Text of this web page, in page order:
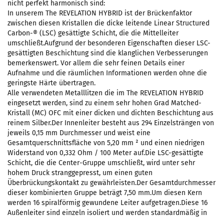
nicht perfekt harmonisch sind:
In unserem The REVELATION HYBRID ist der Brückenfaktor
zwischen diesen Kristallen die dicke leitende Linear Structured
Carbon-® (LSC) gesättigte Schicht, die die Mittelleiter
umschließt.Aufgrund der besonderen Eigenschaften dieser LSC-
gesättigten Beschichtung sind die klanglichen Verbesserungen
bemerkenswert. Vor allem die sehr feinen Details einer
Aufnahme und die räumlichen Informationen werden ohne die
geringste Härte übertragen.
Alle verwendeten Metalllitzen die im The REVELATION HYBRID
eingesetzt werden, sind zu einem sehr hohen Grad Matched-
Kristall (MC) OFC mit einer dicken und dichten Beschichtung aus
reinem Silber.Der Innenleiter besteht aus 294 Einzelsträngen von
jeweils 0,15 mm Durchmesser und weist eine
Gesamtquerschnittsfläche von 5,20 mm ² und einen niedrigen
Widerstand von 0,332 Ohm / 100 Meter auf.Die LSC-gesättigte
Schicht, die die Center-Gruppe umschließt, wird unter sehr
hohem Druck stranggepresst, um einen guten
Überbrückungskontakt zu gewährleisten.Der Gesamtdurchmesser
dieser kombinierten Gruppe beträgt 7,50 mm.Um diesen Kern
werden 16 spiralförmig gewundene Leiter aufgetragen.Diese 16
Außenleiter sind einzeln isoliert und werden standardmäßig in